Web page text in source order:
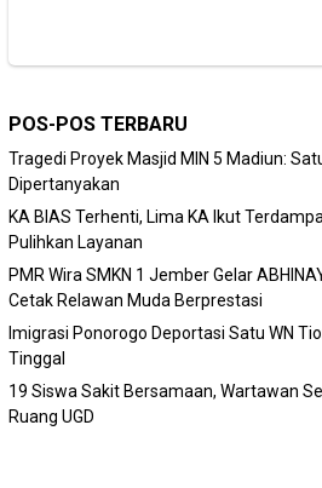
POS-POS TERBARU
Tragedi Proyek Masjid MIN 5 Madiun:
Dipertanyakan
KA BIAS Terhenti, Lima KA Ikut
Pulihkan Layanan
PMR Wira SMKN 1 Jember Gelar
Cetak Relawan Muda Berprestasi
Imigrasi Ponorogo Deportasi Satu WN
Tinggal
19 Siswa Sakit Bersamaan, Wartawan
Ruang UGD